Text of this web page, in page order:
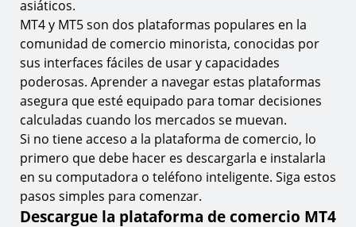
Los fundamentos del trading de Hang Seng
(HK50) en MT4 y MT5
11. Especificación del contrato de Hang Seng
Qué mueve los precios del Hang Seng
12. Análisis de mercado y generación de señales de
trading
13. Apalancamiento y requisitos de margen
Tamaños de lote y aspectos esenciales de gestión
de riesgos
Preguntas frecuentes
asiáticos.
MT4 y MT5 son dos plataformas populares en la
comunidad de comercio minorista, conocidas por
sus interfaces fáciles de usar y capacidades
poderosas. Aprender a navegar estas plataformas
asegura que esté equipado para tomar decisiones
calculadas cuando los mercados se muevan.
Si no tiene acceso a la plataforma de comercio, lo
primero que debe hacer es descargarla e instalarla
en su computadora o teléfono inteligente. Siga estos
pasos simples para comenzar.
Descargue la plataforma de comercio MT4